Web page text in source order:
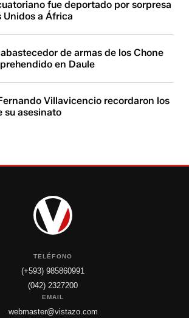
fue deportado por sorpresa
Unidos a África
de armas de los Chone
en Daule
Villavicencio recordaron los
su asesinato
TELÉFONO
(+593) 985860991
(042) 2327200
EMAIL
webmaster@vistazo.com